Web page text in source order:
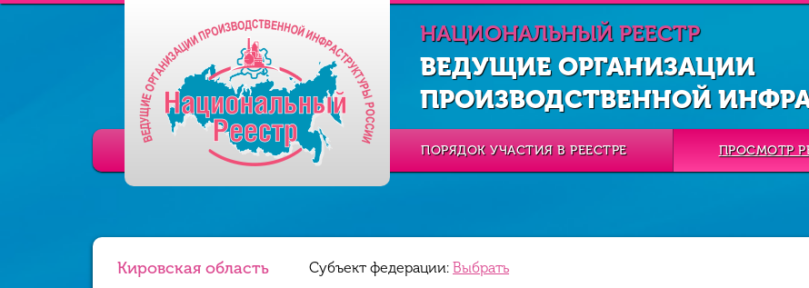
НАЦИОНАЛЬНЫЙ РЕЕСТР
ВЕДУЩИЕ ОРГАНИЗАЦИИ
ПРОИЗВОДСТВЕННОЙ
ПОРЯДОК УЧАСТИЯ В РЕЕСТРЕ ПРОСМОТР
Кировская область Субъект федерации: Выбрать